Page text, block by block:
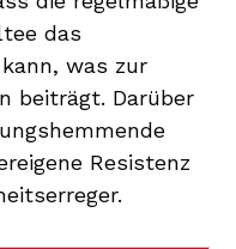
das
was zur
beiträgt. Darüber
Resistenz